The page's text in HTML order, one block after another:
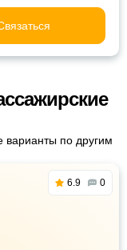
варианты по другим
6.9 0